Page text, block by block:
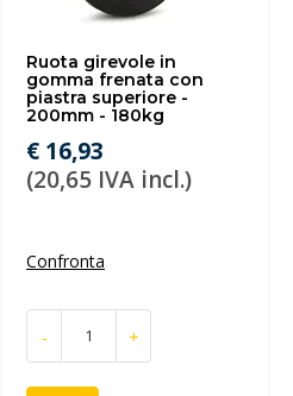
Ruota girevole in
gomma frenata con
piastra superiore -
200mm - 180kg
€ 16,93
(20,65 IVA incl.)
Confronta
- +